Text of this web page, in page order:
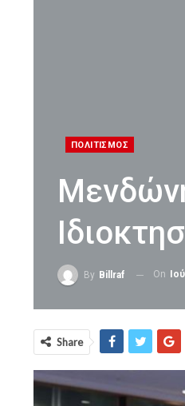
ΠΟΛΙΤΙΣΜΟΣ
By Billraf On
Share